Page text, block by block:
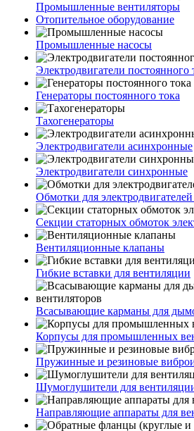
Промышленные вентиляторы
Отопительное оборудование
Промышленные насосы
Электродвигатели постоянного
Генераторы постоянного тока
Тахогенераторы
Электродвигатели асинхронные
Электродвигатели синхронные
Обмотки для
Секции статорных обмоток
Вентиляционные клапаны
Гибкие вставки для вентиляции
Всасывающие карманы для
Корпусы для промышленных
Пружинные и резиновые
Шумоглушители для
Направляющие аппараты для